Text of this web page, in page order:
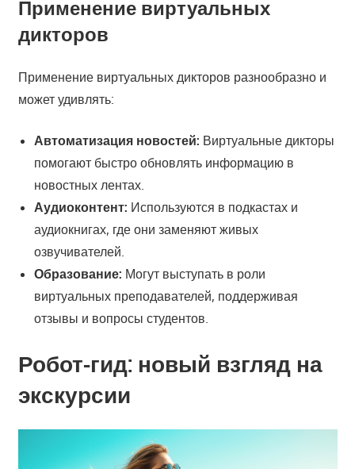
Применение виртуальных
дикторов
Применение виртуальных дикторов разнообразно и
может удивлять:
Автоматизация новостей: Виртуальные дикторы
помогают быстро обновлять информацию в
новостных лентах.
Аудиоконтент: Используются в подкастах и
аудиокнигах, где они заменяют живых
озвучивателей.
Образование: Могут выступать в роли
виртуальных преподавателей, поддерживая
отзывы и вопросы студентов.
Робот-гид: новый взгляд на
экскурсии